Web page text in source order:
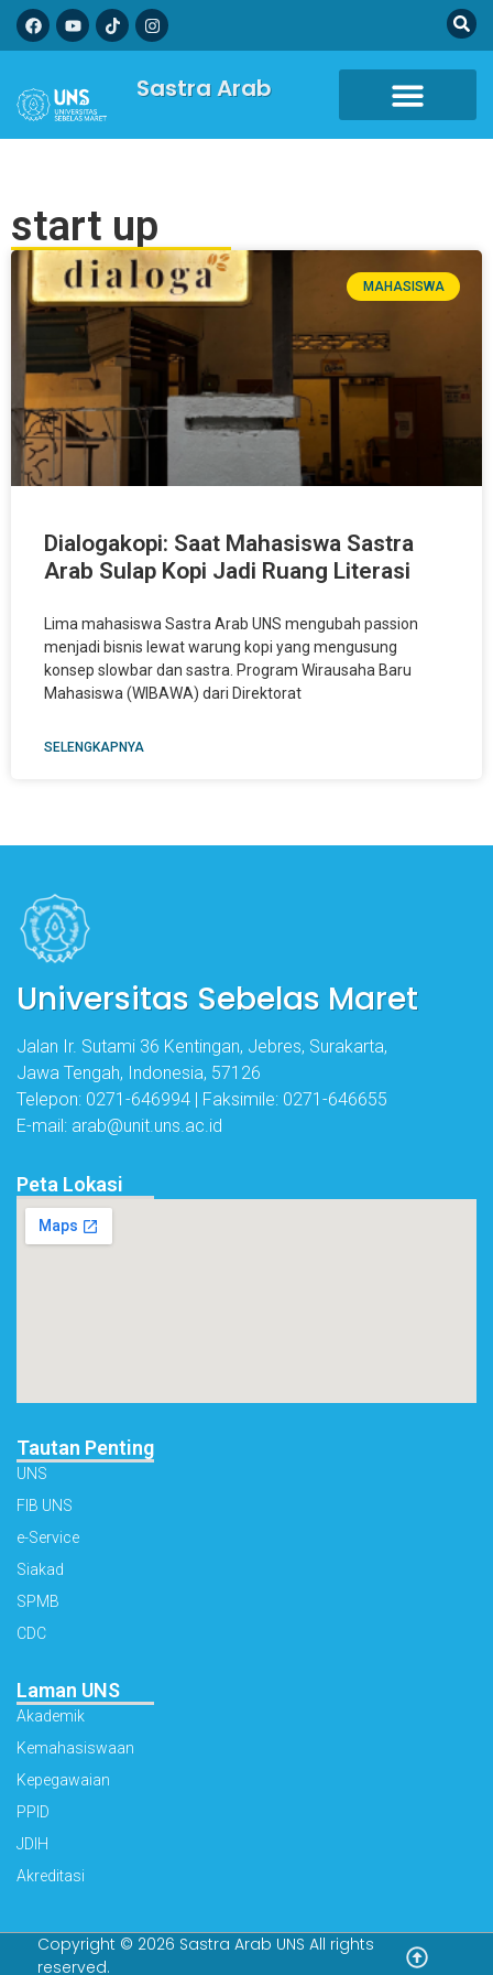
Sastra Arab
start up
MAHASISWA
Dialogakopi: Saat Mahasiswa Sastra
Arab Sulap Kopi Jadi Ruang Literasi
Lima mahasiswa Sastra Arab UNS mengubah passion
menjadi bisnis lewat warung kopi yang mengusung
konsep slowbar dan sastra. Program Wirausaha Baru
Mahasiswa (WIBAWA) dari Direktorat
SELENGKAPNYA
Universitas Sebelas Maret
Jalan Ir. Sutami 36 Kentingan, Jebres, Surakarta,
Jawa Tengah, Indonesia, 57126
Telepon: 0271-646994 | Faksimile: 0271-646655
E-mail: arab@unit.uns.ac.id
Peta Lokasi
Tautan Penting
UNS
FIB UNS
e-Service
Siakad
SPMB
CDC
Laman UNS
Akademik
Kemahasiswaan
Kepegawaian
PPID
JDIH
Akreditasi
Copyright © 2026 Sastra Arab UNS All rights
reserved.